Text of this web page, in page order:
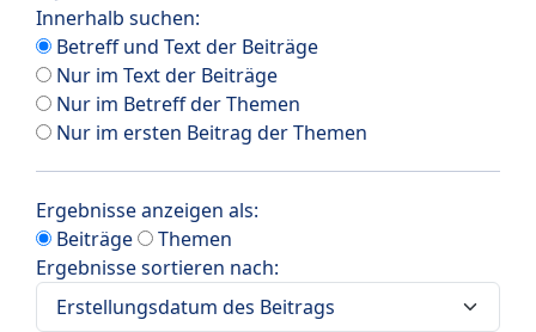
Innerhalb suchen:
Betreff und Text der Beiträge
Nur im Text der Beiträge
Nur im Betreff der Themen
Nur im ersten Beitrag der Themen
Ergebnisse anzeigen als:
Beiträge
Themen
Ergebnisse sortieren nach: